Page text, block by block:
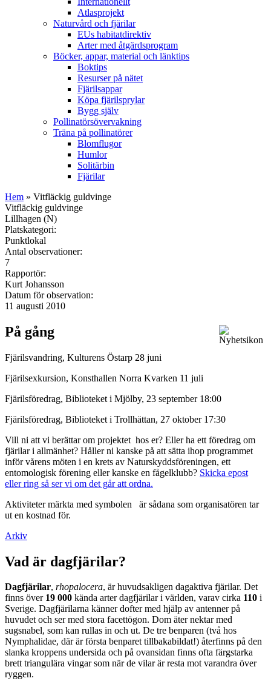
Atlasprojekt
Naturvård och fjärilar
EUs habitatdirektiv
Arter med åtgärdsprogram
Böcker, appar, material och länktips
Boktips
Resurser på nätet
Fjärilsappar
Köpa fjärilsprylar
Bygg själv
Pollinatörsövervakning
Träna på pollinatörer
Blomflugor
Humlor
Solitärbin
Fjärilar
Hem » Vitfläckig guldvinge
Vitfläckig guldvinge
Lillhagen (N)
Platskategori:
Punktlokal
Antal observationer:
7
Rapportör:
Kurt Johansson
Datum för observation:
11 augusti 2010
På gång
Fjärilsvandring, Kulturens Östarp 28 juni
Fjärilsexkursion, Konsthallen Norra Kvarken 11 juli
Fjärilsföredrag, Biblioteket i Mjölby, 23 september 18:00
Fjärilsföredrag, Biblioteket i Trollhättan, 27 oktober 17:30
Vill ni att vi berättar om projektet hos er? Eller ha ett föredrag om
fjärilar i allmänhet? Håller ni kanske på att sätta ihop programmet
inför vårens möten i en krets av Naturskyddsföreningen, ett
entomologisk förening eller kanske en fågelklubb? Skicka epost
eller ring så ser vi om det går att ordna.
Aktiviteter märkta med symbolen
är sådana som organisatören tar
ut en kostnad för.
Arkiv
Vad är dagfjärilar?
Dagfjärilar, rhopalocera, är huvudsakligen dagaktiva fjärilar. Det
finns över 19 000 kända arter dagfjärilar i världen, varav cirka 110 i
Sverige. Dagfjärilarna känner dofter med hjälp av antenner på
huvudet och ser med stora facettögon. Dom äter nektar med
sugsnabel, som kan rullas in och ut. De tre benparen (två hos
Nymphalidae, där är första benparet tillbakabildat!) återfinns på den
slanka kroppens undersida och på ovansidan finns ofta färgstarka
brett triangulära vingar som när de vilar är resta mot varandra över
ryggen.